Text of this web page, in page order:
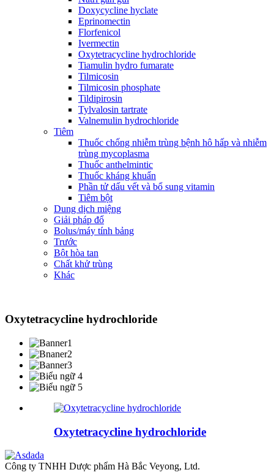
Doxycycline hyclate
Eprinomectin
Florfenicol
Ivermectin
Oxytetracycline hydrochloride
Tiamulin hydro fumarate
Tilmicosin
Tilmicosin phosphate
Tildipirosin
Tylvalosin tartrate
Valnemulin hydrochloride
Tiêm
Thuốc chống nhiễm trùng bệnh hô hấp và nhiễm
trùng mycoplasma
Thuốc anthelmintic
Thuốc kháng khuẩn
Phần tử dấu vết và bổ sung vitamin
Tiêm bột
Dung dịch miệng
Giải pháp đổ
Bolus/máy tính bảng
Trước
Bột hòa tan
Chất khử trùng
Khác
Oxytetracycline hydrochloride
Oxytetracycline hydrochloride
Công ty TNHH Dược phẩm Hà Bắc Veyong, Ltd.